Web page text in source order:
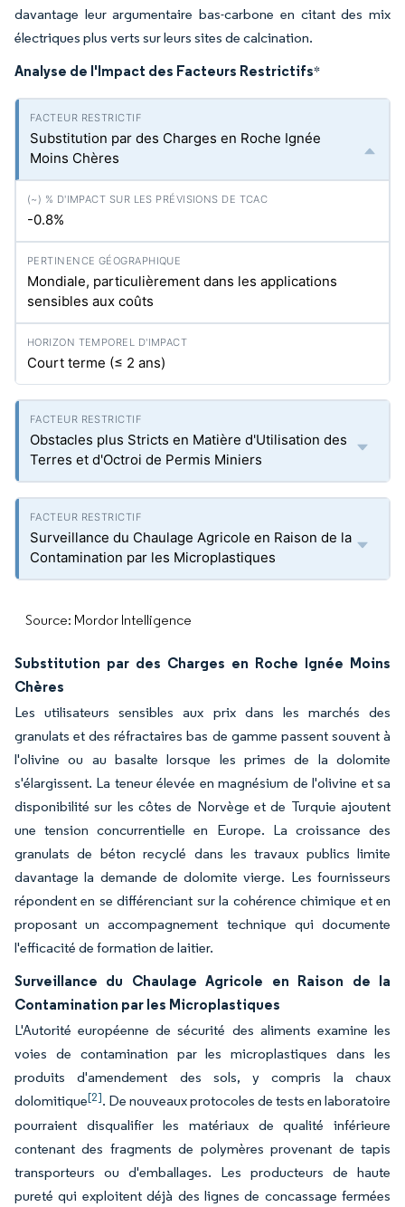
davantage leur argumentaire bas-carbone en citant des mix
électriques plus verts sur leurs sites de calcination.
Analyse de l'Impact des Facteurs Restrictifs*
Substitution par des Charges en Roche Ignée
Moins Chères
-0.8%
Mondiale, particulièrement dans les applications
sensibles aux coûts
Court terme (≤ 2 ans)
Obstacles plus Stricts en Matière d'Utilisation des
Terres et d'Octroi de Permis Miniers
Surveillance du Chaulage Agricole en Raison de la
Contamination par les Microplastiques
Source: Mordor Intelligence
Substitution par des Charges en Roche Ignée Moins
Chères
Les utilisateurs sensibles aux prix dans les marchés des
granulats et des réfractaires bas de gamme passent souvent à
l'olivine ou au basalte lorsque les primes de la dolomite
s'élargissent. La teneur élevée en magnésium de l'olivine et sa
disponibilité sur les côtes de Norvège et de Turquie ajoutent
une tension concurrentielle en Europe. La croissance des
granulats de béton recyclé dans les travaux publics limite
davantage la demande de dolomite vierge. Les fournisseurs
répondent en se différenciant sur la cohérence chimique et en
proposant un accompagnement technique qui documente
l'efficacité de formation de laitier.
Surveillance du Chaulage Agricole en Raison de la
Contamination par les Microplastiques
L'Autorité européenne de sécurité des aliments examine les
voies de contamination par les microplastiques dans les
produits d'amendement des sols, y compris la chaux
dolomitique[2]. De nouveaux protocoles de tests en laboratoire
pourraient disqualifier les matériaux de qualité inférieure
contenant des fragments de polymères provenant de tapis
transporteurs ou d'emballages. Les producteurs de haute
pureté qui exploitent déjà des lignes de concassage fermées